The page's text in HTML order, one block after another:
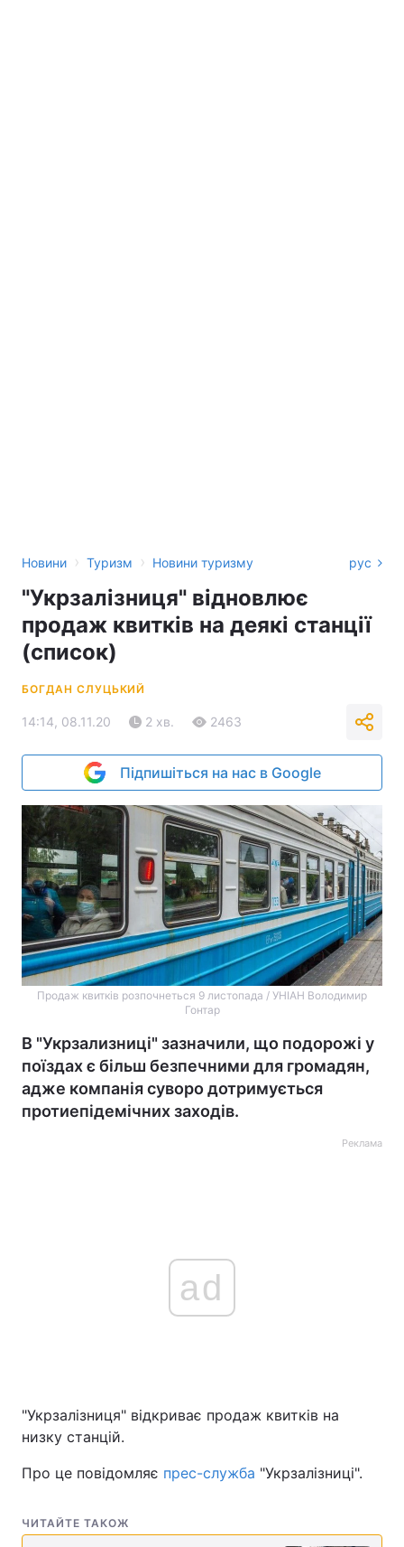
Новини › Туризм › Новини туризму рус
"Укрзалізниця" відновлює
продаж квитків на деякі станції
(список)
БОГДАН СЛУЦЬКИЙ
14:14, 08.11.20 2 хв. 2463
Підпишіться на нас в Google
Продаж квитків розпочнеться 9 листопада / УНІАН Володимир
Гонтар
В "Укрзализниці" зазначили, що подорожі у
поїздах є більш безпечними для громадян,
адже компанія суворо дотримується
протиепідемічних заходів.
Реклама
ad
"Укрзалізниця" відкриває продаж квитків на
низку станцій.
Про це повідомляє прес-служба "Укрзалізниці".
ЧИТАЙТЕ ТАКОЖ